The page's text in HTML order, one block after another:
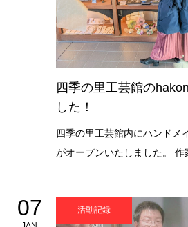
四季の里工芸館の
した！
四季の里工芸館内にハンドメ
がオープンいたしました。 作
07 活動記録